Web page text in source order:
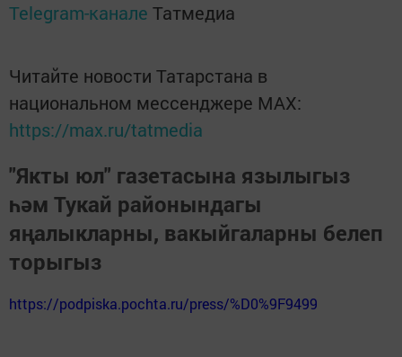
Telegram-канале Татмедиа
Читайте новости Татарстана в
национальном мессенджере MАХ:
https://max.ru/tatmedia
"Якты юл" газетасына язылыгыз
һәм Тукай районындагы
яңалыкларны, вакыйгаларны белеп
торыгыз
https://podpiska.pochta.ru/press/%D0%9F9499